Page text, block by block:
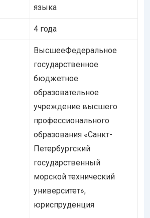
языка
4 года
ВысшееФедеральное
государственное
бюджетное
образовательное
учреждение высшего
профессионального
образования «Санкт-
Петербургский
государственный
морской технический
университет»,
юриспруденция